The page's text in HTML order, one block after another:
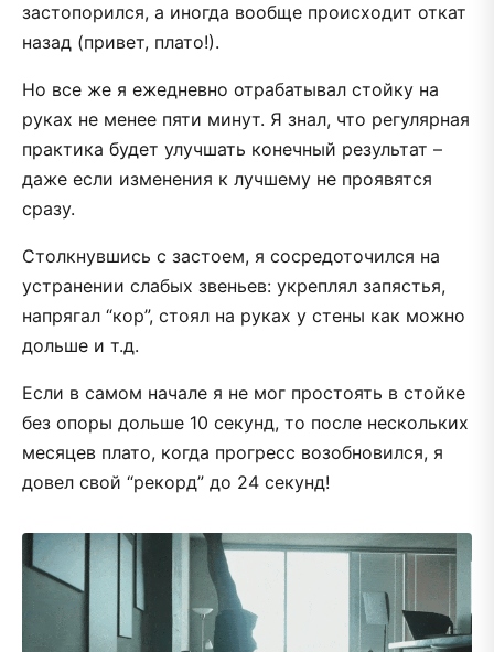
застопорился, а иногда вообще происходит откат
назад (привет, плато!).
Но все же я ежедневно отрабатывал стойку на
руках не менее пяти минут. Я знал, что регулярная
практика будет улучшать конечный результат –
даже если изменения к лучшему не проявятся
сразу.
Столкнувшись с застоем, я сосредоточился на
устранении слабых звеньев: укреплял запястья,
напрягал “кор”, стоял на руках у стены как можно
дольше и т.д.
Если в самом начале я не мог простоять в стойке
без опоры дольше 10 секунд, то после нескольких
месяцев плато, когда прогресс возобновился, я
довел свой “рекорд” до 24 секунд!